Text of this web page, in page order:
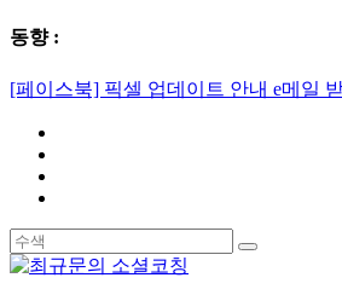
동향 :
[페이스북] 픽셀 업데이트 안내 e메일